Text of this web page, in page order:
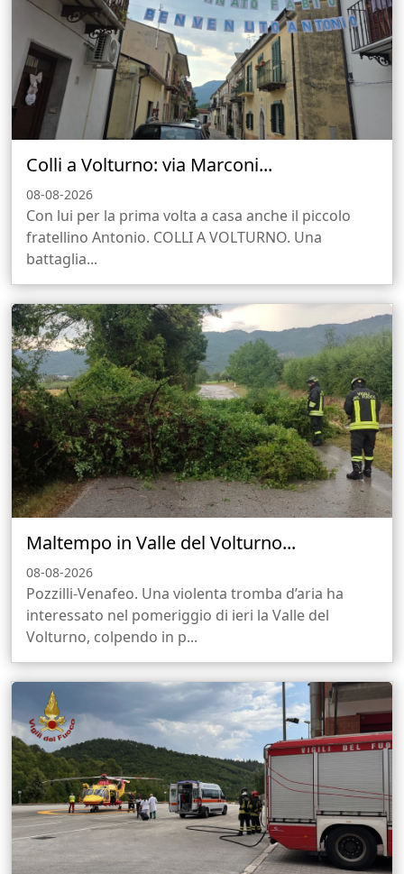
Colli a Volturno: via Marconi...
08-08-2026
Con lui per la prima volta a casa anche il piccolo
fratellino Antonio. COLLI A VOLTURNO. Una
battaglia...
Maltempo in Valle del Volturno...
08-08-2026
Pozzilli-Venafeo. Una violenta tromba d’aria ha
interessato nel pomeriggio di ieri la Valle del
Volturno, colpendo in p...